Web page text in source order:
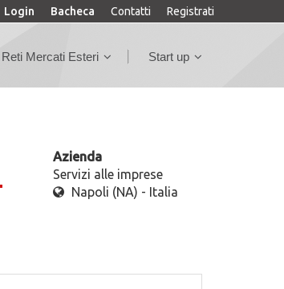
Login Bacheca Contatti Registrati
Reti Mercati Esteri Start up
Azienda
Servizi alle imprese
Napoli (NA) - Italia